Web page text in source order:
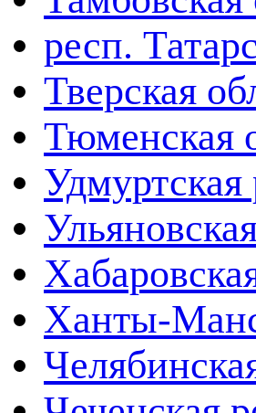
респ.
Тверская
Тюменская
Удмуртская
Ханты-